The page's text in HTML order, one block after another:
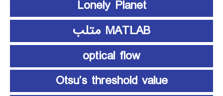
Lonely Planet
MATLAB متلب
optical flow
Otsu’s threshold value